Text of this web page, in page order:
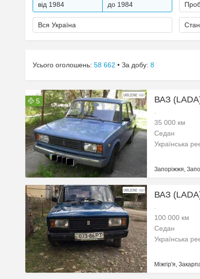
від 1984 до 1984
Вся Україна Стан
Усього оголошень: 58 662 • За добу: 8
5 ВАЗ
.
35 000 км
Седан
Українська
Запоріжжя,
ВАЗ
.
100 000 км
Седан
Українська
Міжгір'я,